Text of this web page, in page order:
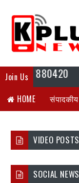
Join Us
HOME संपादकीय
VIDEO POSTS
SOCIAL NEWS